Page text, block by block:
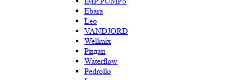
Ebara
Leo
VANDJORD
Wellmix
Ридан
Waterflow
Pedrollo